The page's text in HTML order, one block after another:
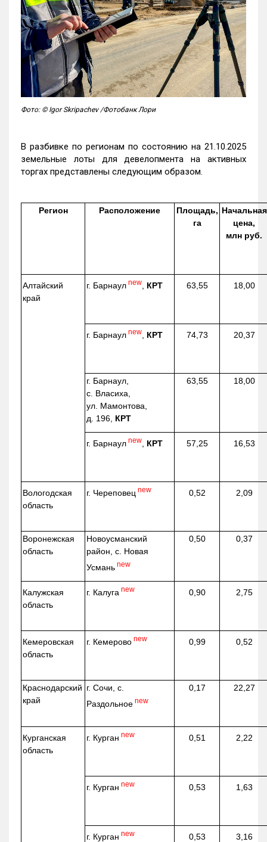
Фото: © Igor Skripachev /Фотобанк Лори
В разбивке по регионам по состоянию на 21.10.2025
земельные лоты для девелопмента на активных
торгах представлены следующим образом.
Регион Расположение
Площадь,
га
Начальная
цена,
млн руб.
Алтайский
край
г. Барнаул new КРТ 63,55 18,00
г. Барнаул new КРТ 74,73 20,37
г. Барнаул,
с. Власиха,
ул. Мамонтова,
д. 196, КРТ
63,55 18,00
г. Барнаул new КРТ 57,25 16,53
Вологодская
область
г. Череповец new 0,52 2,09
Воронежская
область
Новоусманский
район, с. Новая
Усмань new
0,50 0,37
Калужская
область
г. Калуга new 0,90 2,75
Кемеровская
область
г. Кемерово new 0,99 0,52
Краснодарский
край
г. Сочи, с.
Раздольное new
0,17 22,27
Курганская
область
г. Курган new 0,51 2,22
г. Курган new 0,53 1,63
г. Курган new 0,53 3,16